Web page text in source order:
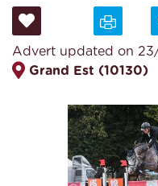
Advert updated on
Grand Est (10130)